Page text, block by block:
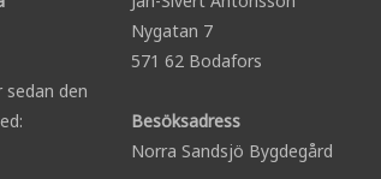
sedan den
Nygatan 7
571 62 Bodafors
Besöksadress
Norra Sandsjö Bygdegård